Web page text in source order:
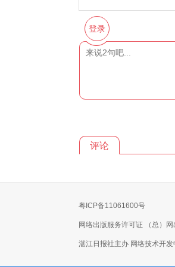
登录
评论
粤ICP备11061600号
网络出版服务许可证 （总）
湛江日报社主办 网络技术开